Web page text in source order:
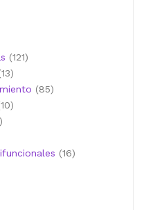
121121
1313
productos
8585
1010
1616